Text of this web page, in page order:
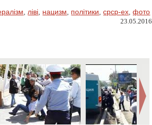
ліві нацизм політики ,срср-ex ,фото
23.05.2016